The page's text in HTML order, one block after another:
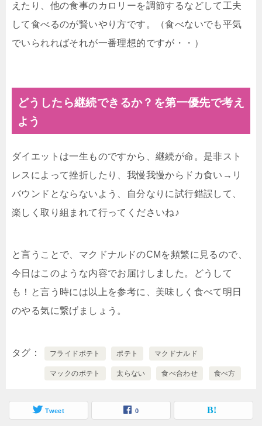
えたり、他の食事のカロリーを調節するなどして工夫
して食べるのが賢いやり方です。（食べないでも平気
でいられればそれが一番理想的ですが・・）
どうしたら継続できるか？を第一優先で考え
よう
ダイエットは一生ものですから、継続が命。是非スト
レスによって挫折したり、我慢我慢からドカ食い→リ
バウンドとならないよう、自分なりに試行錯誤して、
楽しく取り組まれて行ってくださいね♪
と言うことで、マクドナルドのCMを頻繁に見るので、
今日はこのような内容でお届けしました。どうして
も！と言う時には以上を参考に、美味しく食べて明日
のやる気に繋げましょう。
タグ フライドポテト ポテト マクドナルド
マックのポテト 太らない 食べ合わせ 食べ方
Tweet 0